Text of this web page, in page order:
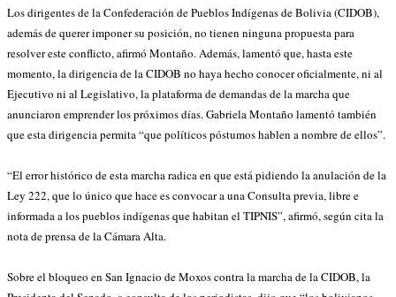
Los dirigentes de la Confederación de Pueblos Indígenas de Bolivia (CIDOB),
además de querer imponer su posición, no tienen ninguna propuesta para
resolver este conflicto, afirmó Montaño. Además, lamentó que, hasta este
momento, la dirigencia de la CIDOB no haya hecho conocer oficialmente, ni al
Ejecutivo ni al Legislativo, la plataforma de demandas de la marcha que
anunciaron emprender los próximos días. Gabriela Montaño lamentó también
que esta dirigencia permita “que políticos póstumos hablen a nombre de ellos”.
“El error histórico de esta marcha radica en que está pidiendo la anulación de la
Ley 222, que lo único que hace es convocar a una Consulta previa, libre e
informada a los pueblos indígenas que habitan el TIPNIS”, afirmó, según cita la
nota de prensa de la Cámara Alta.
Sobre el bloqueo en San Ignacio de Moxos contra la marcha de la CIDOB, la